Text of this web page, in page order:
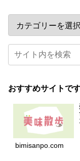
おすすめサイトで
bimisanpo.com